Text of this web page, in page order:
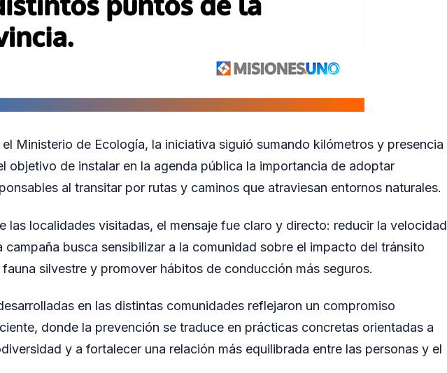
Ministerio de Ecología, la iniciativa siguió sumando kilómetros y presencia
objetivo de instalar en la agenda pública la importancia de adoptar
al transitar por rutas y caminos que atraviesan entornos naturales.
las localidades visitadas, el mensaje fue claro y directo: reducir la velocidad
campaña busca sensibilizar a la comunidad sobre el impacto del tránsito
silvestre y promover hábitos de conducción más seguros.
en las distintas comunidades reflejaron un compromiso
donde la prevención se traduce en prácticas concretas orientadas a
y a fortalecer una relación más equilibrada entre las personas y el